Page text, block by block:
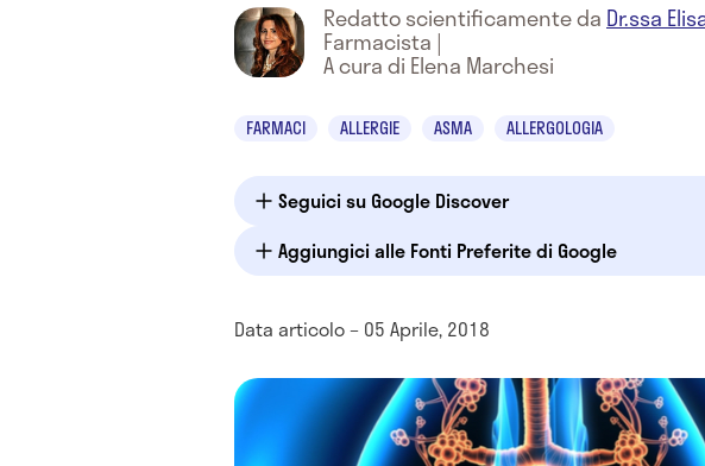
Redatto scientificamente da Dr.ssa
Farmacista |
A cura di Elena Marchesi
FARMACI ALLERGIE ASMA ALLERGOLOGIA
Seguici su Google Discover
Aggiungici alle Fonti Preferite di Google
Data articolo – 05 Aprile, 2018